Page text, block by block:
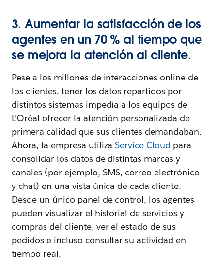
3. Aumentar la satisfacción de los
agentes en un 70 % al tiempo que
se mejora la atención al cliente.
Pese a los millones de interacciones online de
los clientes, tener los datos repartidos por
distintos sistemas impedía a los equipos de
L’Oréal ofrecer la atención personalizada de
primera calidad que sus clientes demandaban.
Ahora, la empresa utilizaService Cloud para
consolidar los datos de distintas marcas y
canales (por ejemplo, SMS, correo electrónico
y chat) en una vista única de cada cliente.
Desde un único panel de control, los agentes
pueden visualizar el historial de servicios y
compras del cliente, ver el estado de sus
pedidos e incluso consultar su actividad en
tiempo real.